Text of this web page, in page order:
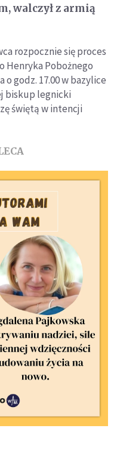
walczył z armią
rozpocznie się proces
Henryka Pobożnego
o godz. 17.00 w bazylice
biskup legnicki
świętą w intencji